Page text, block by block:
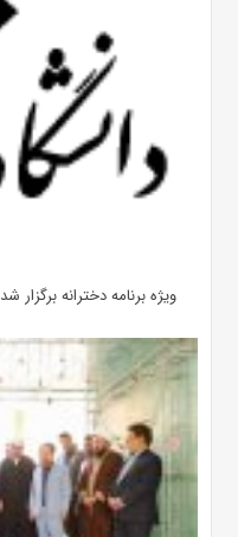
ویژه برنامه دخترانه برگزار شد